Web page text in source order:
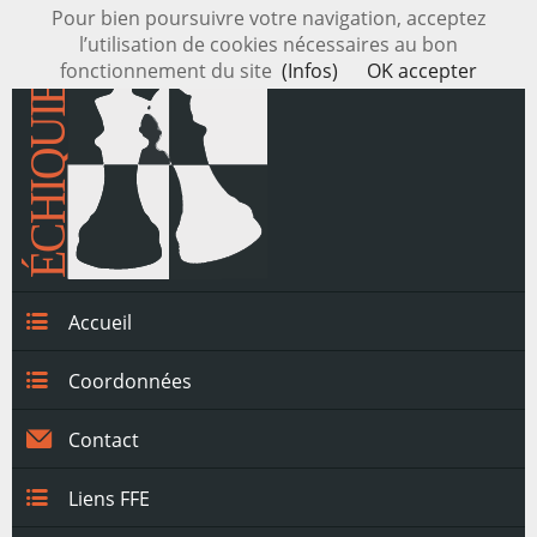
Accueil
Coordonnées
Contact
Liens FFE
Pour bien poursuivre votre navigation, acceptez
l’utilisation de cookies nécessaires au bon
fonctionnement du site (Infos) OK accepter